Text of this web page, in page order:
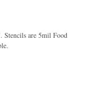
are 5mil Food